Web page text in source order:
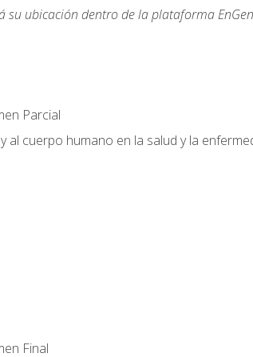
su ubicación dentro de la plataforma
Parcial
al cuerpo humano en la salud y la
Final